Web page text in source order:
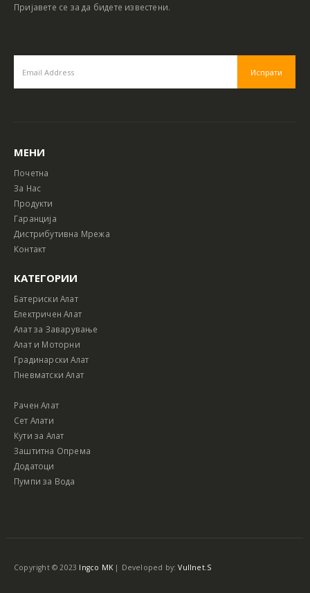
Пријавете се за да бидете известени.
МЕНИ
Почетна
За Нас
Продукти
Гаранција
Дистрибутивна Мрежа
Контакт
КАТЕГОРИИ
Батериски Алат
Електричен Алат
Алат за Заварување
Алат и Моторни
Градинарски Алат
Пневматски Алат
Рачен Алат
Сет Алати
Кути за Алат
Заштитна Опрема
Додатоци
Пумпи за Вода
Copyright © 2023 Ingco MK| Developed by:Vullnet.S